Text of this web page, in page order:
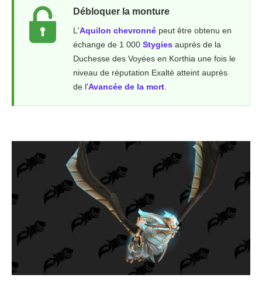
Débloquer la monture
L'Aquilon chevronné peut être obtenu en
échange de 1 000 Stygies auprès de la
Duchesse des Voyées en Korthia une fois le
niveau de réputation Exalté atteint auprès
de l'Avancée de la mort